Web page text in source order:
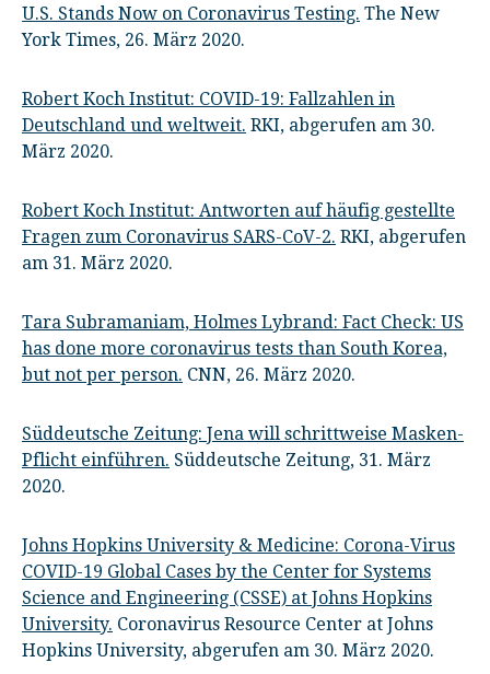
U.S. Stands Now on Coronavirus Testing. The New
York Times, 26. März 2020.
Robert Koch Institut: COVID-19: Fallzahlen in
Deutschland und weltweit. RKI, abgerufen am 30.
März 2020.
Robert Koch Institut: Antworten auf häufig gestellte
Fragen zum Coronavirus SARS-CoV-2. RKI, abgerufen
am 31. März 2020.
Tara Subramaniam, Holmes Lybrand: Fact Check: US
has done more coronavirus tests than South Korea,
but not per person. CNN, 26. März 2020.
Süddeutsche Zeitung: Jena will schrittweise Masken-
Pflicht einführen. Süddeutsche Zeitung, 31. März
2020.
Johns Hopkins University & Medicine: Corona-Virus
COVID-19 Global Cases by the Center for Systems
Science and Engineering (CSSE) at Johns Hopkins
University. Coronavirus Resource Center at Johns
Hopkins University, abgerufen am 30. März 2020.